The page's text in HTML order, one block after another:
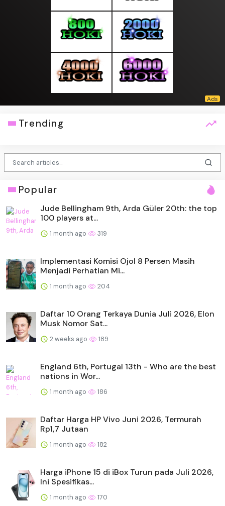
Trending
Popular
Jude Bellingham 9th, Arda Güler 20th: the top
100 players at...
1 month ago 319
Implementasi Komisi Ojol 8 Persen Masih
Menjadi Perhatian Mi...
1 month ago 204
Daftar 10 Orang Terkaya Dunia Juli 2026, Elon
Musk Nomor Sat...
2 weeks ago 189
England 6th, Portugal 13th - Who are the best
nations in Wor...
1 month ago 186
Daftar Harga HP Vivo Juni 2026, Termurah
Rp1,7 Jutaan
1 month ago 182
Harga iPhone 15 di iBox Turun pada Juli 2026,
Ini Spesifikas...
1 month ago 170